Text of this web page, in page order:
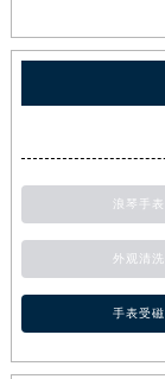
浪琴手表
外观清洗
手表受磁